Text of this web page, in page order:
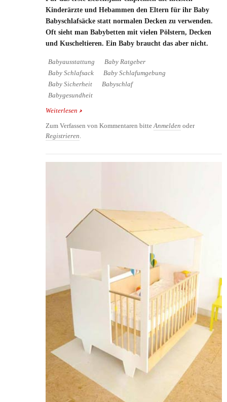
Kinderärzte und Hebammen den Eltern für ihr Baby
Babyschlafsäcke statt normalen Decken zu verwenden.
Oft sieht man Babybetten mit vielen Pölstern, Decken
und Kuscheltieren. Ein Baby braucht das aber nicht.
Babyausstattung
Baby Ratgeber
Baby Schlafsack
Baby Schlafumgebung
Baby Sicherheit
Babyschlaf
Babygesundheit
Weiterlesen über Was muss man beim Kauf von
Zum Verfassen von Kommentaren bitteAnmelden oder
Registrieren.